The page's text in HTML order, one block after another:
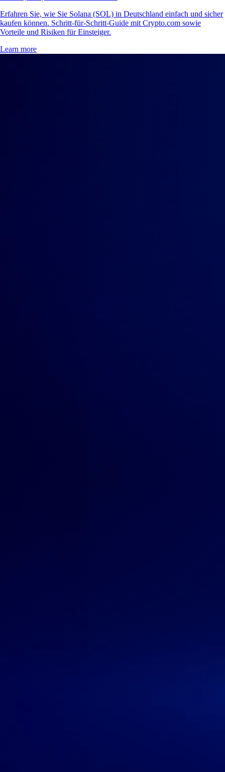
Erfahren Sie, wie Sie Solana (SOL) in Deutschland einfach und sicher
kaufen können. Schritt-für-Schritt-Guide mit Crypto.com sowie
Vorteile und Risiken für Einsteiger.
Learn more